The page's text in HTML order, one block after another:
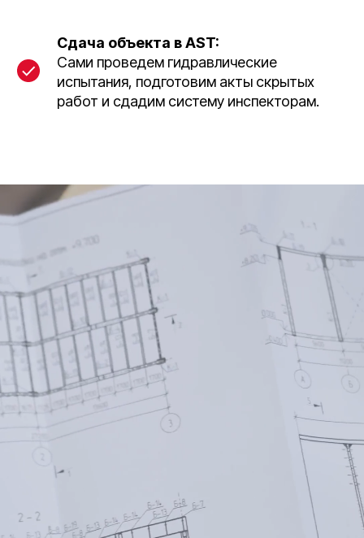
Сдача объекта в AST:
Сами проведем гидравлические
испытания, подготовим акты скрытых
работ и сдадим систему инспекторам.